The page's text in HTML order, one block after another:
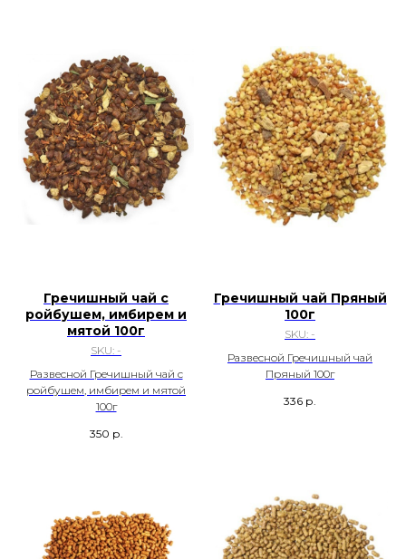
Гречишный чай с
ройбушем, имбирем и
мятой 100г
SKU: -
Развесной Гречишный чай с
ройбушем, имбирем и мятой
100г
350 р.
Гречишный чай Пряный
100г
SKU: -
Развесной Гречишный чай
Пряный 100г
336 р.